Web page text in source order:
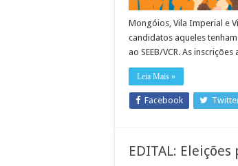
Mongóios, Vila Imperial e
candidatos aqueles
ao SEEB/VCR. As
Leia Mais »
Facebook
EDITAL: